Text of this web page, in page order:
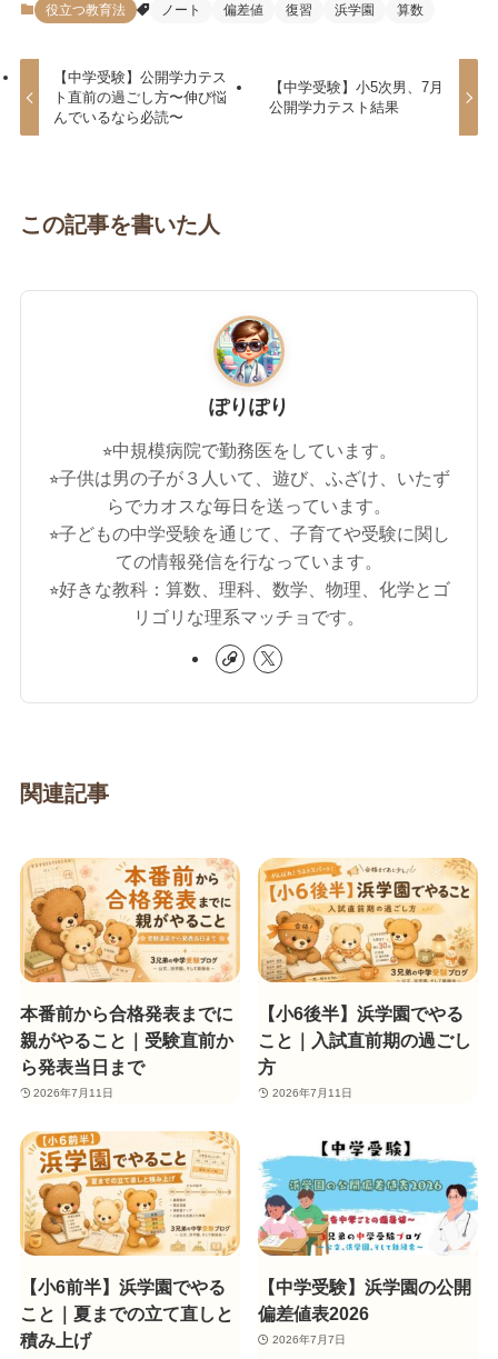
役立つ教育法 ノート 偏差値 復習 浜学園 算数
【中学受験】公開学力テス
ト直前の過ごし方〜伸び悩
んでいるなら必読〜
【中学受験】小5次男、7月
公開学力テスト結果
この記事を書いた人
ぽりぽり
⭐︎中規模病院で勤務医をしています。
⭐︎子供は男の子が３人いて、遊び、ふざけ、いたず
らでカオスな毎日を送っています。
⭐︎子どもの中学受験を通じて、子育てや受験に関し
ての情報発信を行なっています。
⭐︎好きな教科：算数、理科、数学、物理、化学とゴ
リゴリな理系マッチョです。
関連記事
本番前から合格発表までに
親がやること｜受験直前か
ら発表当日まで
2026年7月11日
【小6後半】浜学園でやる
こと｜入試直前期の過ごし
方
2026年7月11日
【小6前半】浜学園でやる
こと｜夏までの立て直しと
積み上げ
【中学受験】浜学園の公開
偏差値表2026
2026年7月7日